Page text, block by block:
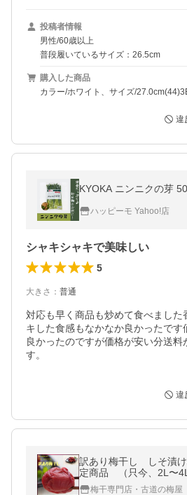
投稿者情報
男性/60歳以上
普段履いているサイズ：26.5cm
購入した商品
カラー/ホワイト、サイズ/
違
ハッピーモ Yahoo!店
シャキシャキで美味しい
5
大きさ ： 普通
対応も早く商品も炒めて食べました
キした食感もなかなか良かったで
良かったのですが価格が安い分送料
す。
違
訳あり梅干し しそ漬け梅干 900ｇ
定商品 （只今、2L〜
ります）
梅干専門店・古道の梅屋